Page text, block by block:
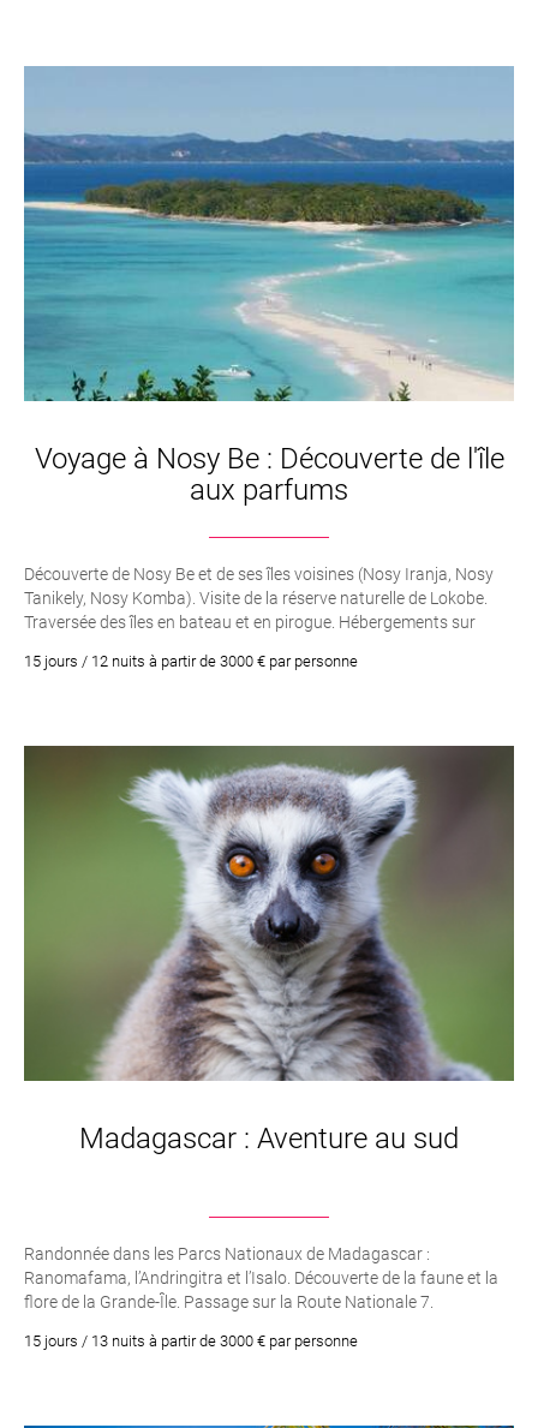
Voyage à Nosy Be : Découverte de l'île
aux parfums
Découverte de Nosy Be et de ses îles voisines (Nosy Iranja, Nosy
Tanikely, Nosy Komba). Visite de la réserve naturelle de Lokobe.
Traversée des îles en bateau et en pirogue. Hébergements sur
15 jours / 12 nuits à partir de 3000 € par personne
Madagascar : Aventure au sud
Randonnée dans les Parcs Nationaux de Madagascar :
Ranomafama, l’Andringitra et l’Isalo. Découverte de la faune et la
flore de la Grande-Île. Passage sur la Route Nationale 7.
15 jours / 13 nuits à partir de 3000 € par personne